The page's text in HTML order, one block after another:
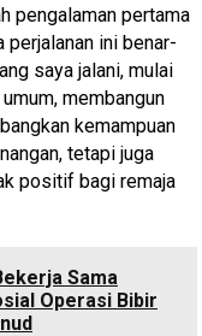
pengalaman pertama
perjalanan ini benar-
saya jalani, mulai
membangun
kemampuan
tetapi juga
positif bagi remaja
Sama
Operasi Bibir